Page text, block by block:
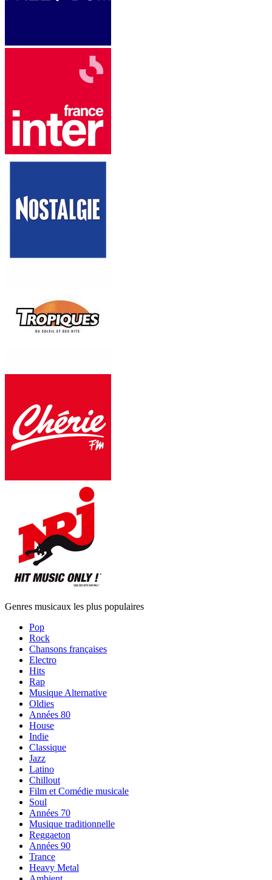
Genres musicaux les plus populaires
Pop
Rock
Chansons françaises
Electro
Hits
Rap
Musique Alternative
Oldies
Années 80
House
Indie
Classique
Jazz
Latino
Chillout
Film et Comédie musicale
Soul
Années 70
Musique traditionnelle
Reggaeton
Années 90
Trance
Heavy Metal